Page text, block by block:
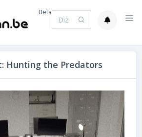
Beta
Hunting the Predators